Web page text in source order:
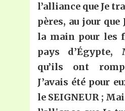
l’alliance que Je
pères, au jour que
la main pour les
pays d’Égypte,
qu’ils ont
J’avais été pour
le SEIGNEUR ;